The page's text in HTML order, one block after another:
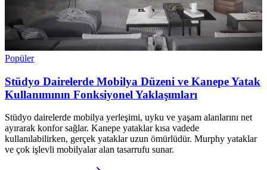
Popüler
Stüdyo Dairelerde Mobilya Düzeni ve Kanepe Yatak
Kullanımının Fonksiyonel Yaklaşımları
Stüdyo dairelerde mobilya yerleşimi, uyku ve yaşam alanlarını net
ayırarak konfor sağlar. Kanepe yataklar kısa vadede
kullanılabilirken, gerçek yataklar uzun ömürlüdür. Murphy yataklar
ve çok işlevli mobilyalar alan tasarrufu sunar.